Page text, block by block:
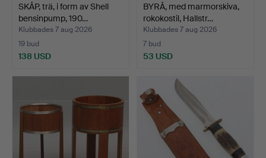
SKÅP, trä, i form av Shell
bensinpump, 190…
Klubbades 7 aug 2026
19 bud
138 USD
BYRÅ, med marmorskiva,
rokokostil, Hallstr…
Klubbades 7 aug 2026
7 bud
53 USD